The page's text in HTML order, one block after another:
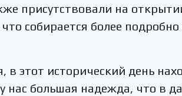
присутствовали на
собирается более
этот исторический день
нас большая надежда, что в